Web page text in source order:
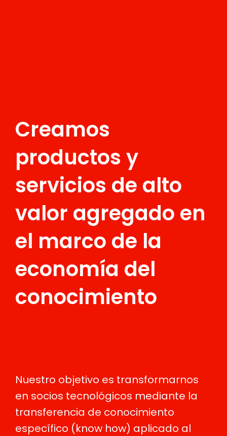
Creamos
productos y
servicios de alto
valor agregado en
el marco de la
economía del
conocimiento
Nuestro objetivo es transformarnos
en socios tecnológicos mediante la
transferencia de conocimiento
específico (know how) aplicado al